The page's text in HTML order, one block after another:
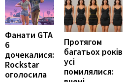
Фанати GTA
6
дочекалися:
Rockstar
оголосила
Протягом
багатьох років
усі
помилялися: